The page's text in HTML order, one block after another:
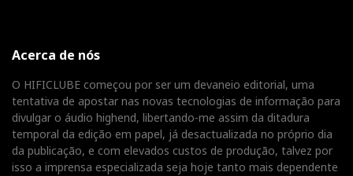
Acerca de nós
O HIFICLUBE começou por ser um devaneio editorial, uma
tentativa de apostar nas novas tecnologias de informação para
divulgar o áudio highend, libertando-me assim da ditadura
temporal da edição em papel, já desactualizada no próprio dia
da publicação, e com elevados custos de produção, talvez por
isso a imprensa especializada seja hoje tanto mais dependente